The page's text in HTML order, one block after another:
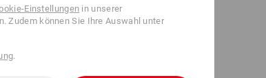
Einstellungen in unserer
Zudem können Sie Ihre Auswahl unter
.